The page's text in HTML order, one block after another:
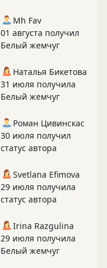
Mh Fav
01 августа получил
Белый жемчуг
Наталья Бикетова
31 июля получила
Белый жемчуг
Роман Цивинскас
30 июля получил
статус автора
Svetlana Efimova
29 июля получила
статус автора
Irina Razgulina
29 июля получила
Белый жемчуг